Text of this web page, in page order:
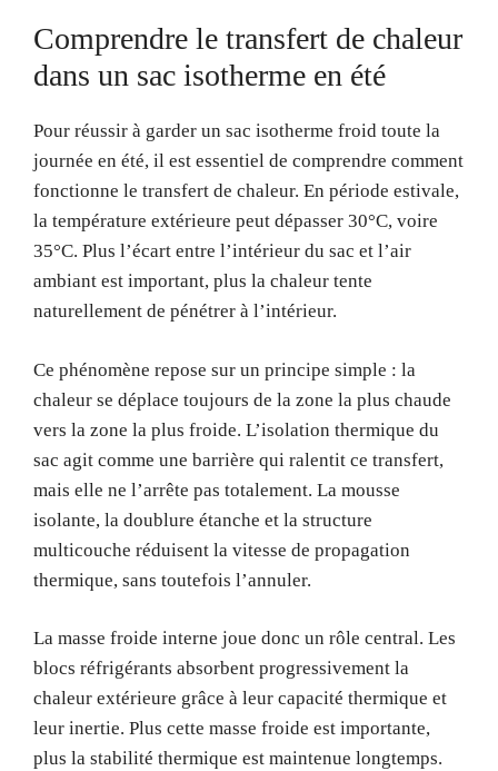
Comprendre le transfert de chaleur
dans un sac isotherme en été
Pour réussir à garder un sac isotherme froid toute la
journée en été, il est essentiel de comprendre comment
fonctionne le transfert de chaleur. En période estivale,
la température extérieure peut dépasser 30°C, voire
35°C. Plus l’écart entre l’intérieur du sac et l’air
ambiant est important, plus la chaleur tente
naturellement de pénétrer à l’intérieur.
Ce phénomène repose sur un principe simple : la
chaleur se déplace toujours de la zone la plus chaude
vers la zone la plus froide. L’isolation thermique du
sac agit comme une barrière qui ralentit ce transfert,
mais elle ne l’arrête pas totalement. La mousse
isolante, la doublure étanche et la structure
multicouche réduisent la vitesse de propagation
thermique, sans toutefois l’annuler.
La masse froide interne joue donc un rôle central. Les
blocs réfrigérants absorbent progressivement la
chaleur extérieure grâce à leur capacité thermique et
leur inertie. Plus cette masse froide est importante,
plus la stabilité thermique est maintenue longtemps.